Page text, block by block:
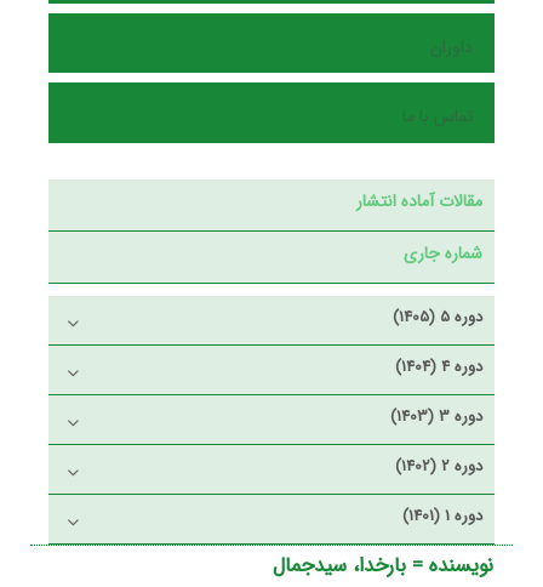
داوران
تماس با ما
مقالات آماده انتشار
شماره جاری
دوره 5 (1405)
دوره 4 (1404)
دوره 3 (1403)
دوره 2 (1402)
دوره 1 (1401)
نویسنده = بارخدا، سیدجمال